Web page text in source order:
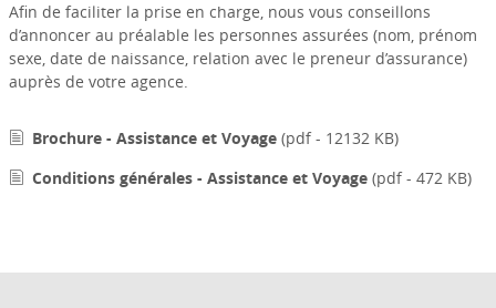
Afin de faciliter la prise en charge, nous vous conseillons
d’annoncer au préalable les personnes assurées (nom, prénom
sexe, date de naissance, relation avec le preneur d’assurance)
auprès de votre agence.
Brochure - Assistance et Voyage (pdf - 12132 KB)
Conditions générales - Assistance et Voyage (pdf - 472 KB)